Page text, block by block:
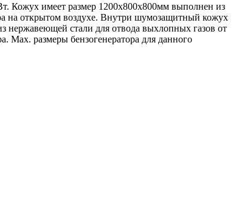
Кожух имеет размер 1200х800х800мм выполнен из
на открытом воздухе. Внутри шумозащитный кожух
нержавеющей стали для отвода выхлопных газов от
Мах. размеры бензогенератора для данного